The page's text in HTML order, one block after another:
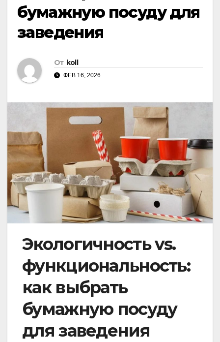
бумажную посуду для
заведения
От koll
ФЕВ 16, 2026
Экологичность vs.
функциональность:
как выбрать
бумажную посуду
для заведения